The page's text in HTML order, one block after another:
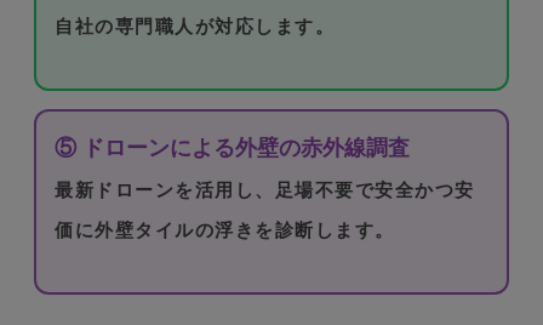
自社の専門職人が対応します。
⑤ ドローンによる外壁の赤外線調査
最新ドローンを活用し、足場不要で安全かつ安
価に外壁タイルの浮きを診断します。